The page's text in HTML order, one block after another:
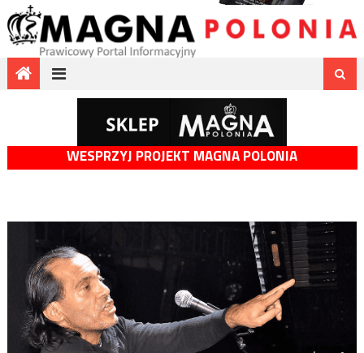
WESPRZYJ PROJEKT MAGNA POLONIA